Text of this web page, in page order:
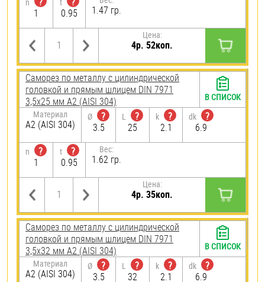
1
0.95
1.47 гр.
Цена:
4р. 52коп.
Саморез по металлу с цилиндрической
головкой и прямым шлицем DIN 7971
3,5х25 мм А2 (AISI 304)
Материал
А2 (AISI 304)
Ø
?
3.5
L
?
25
k
?
2.1
dk
?
6.9
n
?
1
t
?
0.95
Вес:
1.62 гр.
Цена:
4р. 35коп.
В СПИСОК
Саморез по металлу с цилиндрической
головкой и прямым шлицем DIN 7971
3,5х32 мм А2 (AISI 304)
Материал
А2 (AISI 304)
Ø
?
3.5
L
?
32
k
?
2.1
dk
?
6.9
В СПИСОК